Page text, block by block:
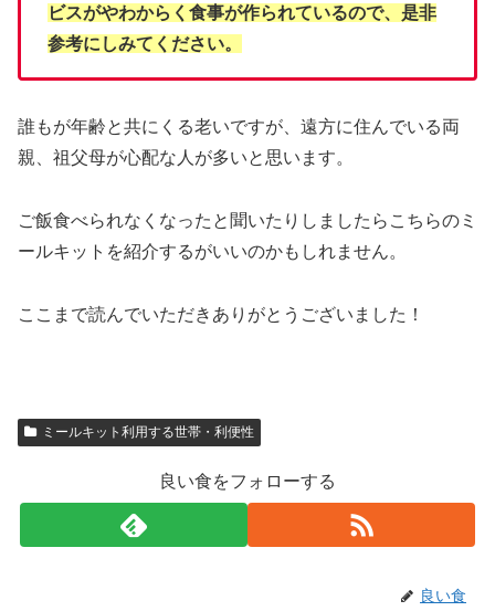
ビスがやわからく食事が作られているので、是非
参考にしみてください。
誰もが年齢と共にくる老いですが、遠方に住んでいる両
親、祖父母が心配な人が多いと思います。
ご飯食べられなくなったと聞いたりしましたらこちらのミ
ールキットを紹介するがいいのかもしれません。
ここまで読んでいただきありがとうございました！
ミールキット利用する世帯・利便性
良い食をフォローする
良い食